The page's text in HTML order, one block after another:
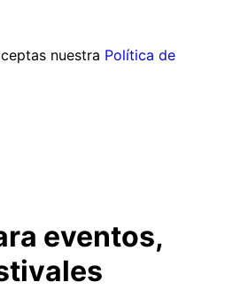
nuestra Política de
perdido mi entrada
evento
eventos,